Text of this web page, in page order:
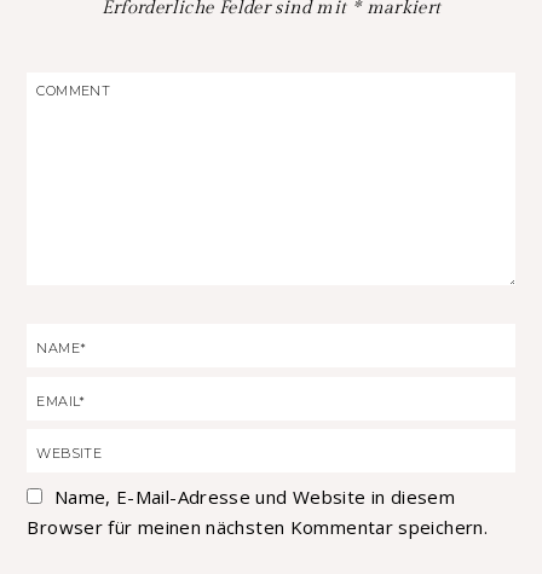
Erforderliche Felder sind mit *markiert
Name, E-Mail-Adresse und Website in diesem
Browser für meinen nächsten Kommentar speichern.